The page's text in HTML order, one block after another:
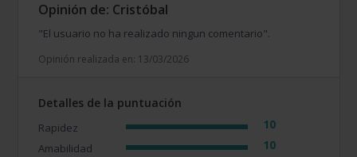
Opinión de: Cristóbal
"El usuario no ha realizado ningun comentario".
Opinión realizada en: 13/03/2026
Detalles de la puntuación
Rapidez 10
Amabilidad 10